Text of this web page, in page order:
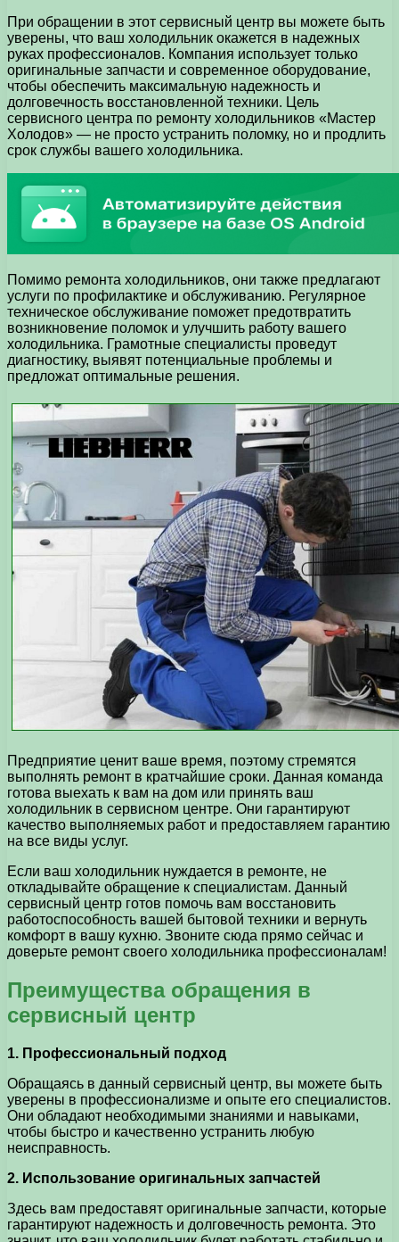
При обращении в этот сервисный центр вы можете быть
уверены, что ваш холодильник окажется в надежных
руках профессионалов. Компания использует только
оригинальные запчасти и современное оборудование,
чтобы обеспечить максимальную надежность и
долговечность восстановленной техники. Цель
сервисного центра по ремонту холодильников «Мастер
Холодов» — не просто устранить поломку, но и продлить
срок службы вашего холодильника.
Помимо ремонта холодильников, они также предлагают
услуги по профилактике и обслуживанию. Регулярное
техническое обслуживание поможет предотвратить
возникновение поломок и улучшить работу вашего
холодильника. Грамотные специалисты проведут
диагностику, выявят потенциальные проблемы и
предложат оптимальные решения.
Предприятие ценит ваше время, поэтому стремятся
выполнять ремонт в кратчайшие сроки. Данная команда
готова выехать к вам на дом или принять ваш
холодильник в сервисном центре. Они гарантируют
качество выполняемых работ и предоставляем гарантию
на все виды услуг.
Если ваш холодильник нуждается в ремонте, не
откладывайте обращение к специалистам. Данный
сервисный центр готов помочь вам восстановить
работоспособность вашей бытовой техники и вернуть
комфорт в вашу кухню. Звоните сюда прямо сейчас и
доверьте ремонт своего холодильника профессионалам!
Преимущества обращения в
сервисный центр
1. Профессиональный подход
Обращаясь в данный сервисный центр, вы можете быть
уверены в профессионализме и опыте его специалистов.
Они обладают необходимыми знаниями и навыками,
чтобы быстро и качественно устранить любую
неисправность.
2. Использование оригинальных запчастей
Здесь вам предоставят оригинальные запчасти, которые
гарантируют надежность и долговечность ремонта. Это